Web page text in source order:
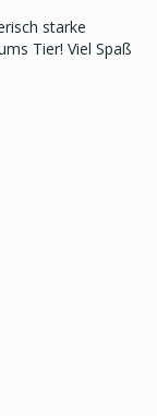
starke
Tier! Viel Spaß